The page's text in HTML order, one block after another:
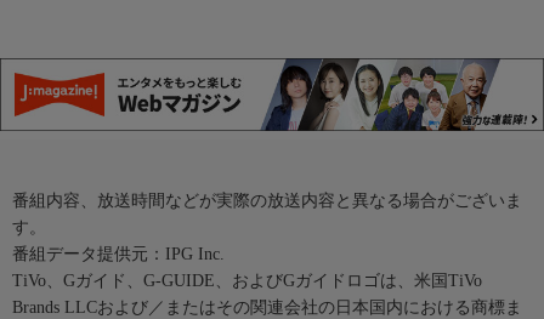
番組内容、放送時間などが実際の放送内容と異なる場合がございま
す。
番組データ提供元：IPG Inc.
TiVo、Gガイド、G-GUIDE、およびGガイドロゴは、米国TiVo
Brands LLCおよび／またはその関連会社の日本国内における商標ま